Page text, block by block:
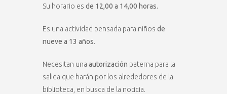
Su horario es de 12,00 a 14,00 horas.
Es una actividad pensada para niños de
nueve a 13 años.
Necesitan una autorización paterna para la
salida que harán por los alrededores de la
biblioteca, en busca de la noticia.